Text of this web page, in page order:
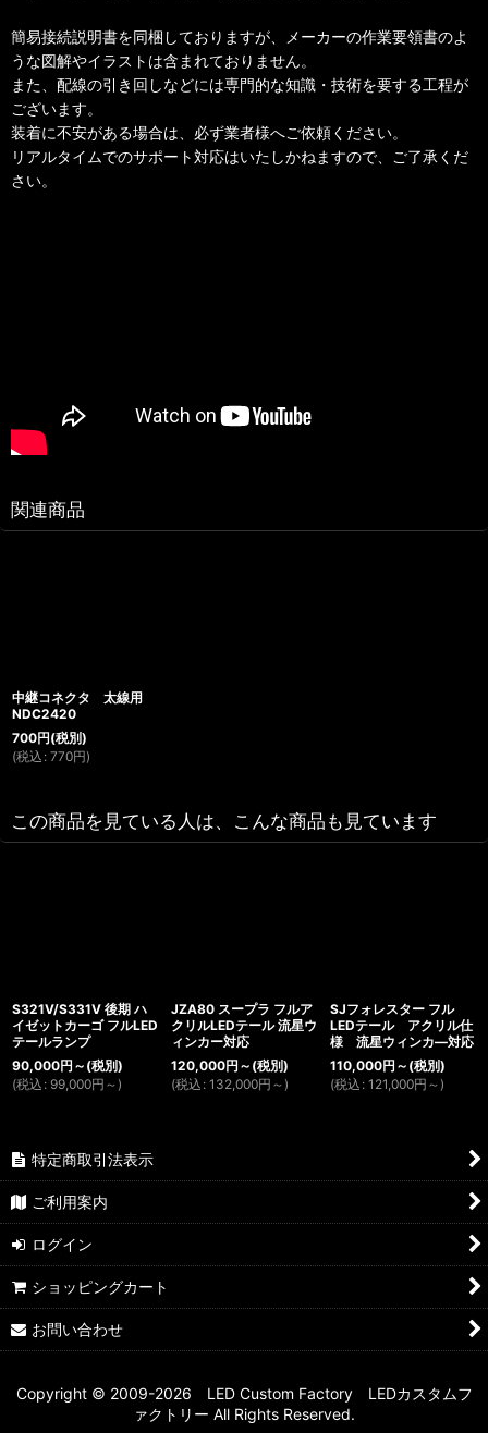
簡易接続説明書を同梱しておりますが、メーカーの作業要領書のよ
うな図解やイラストは含まれておりません。
また、配線の引き回しなどには専門的な知識・技術を要する工程が
ございます。
装着に不安がある場合は、必ず業者様へご依頼ください。
リアルタイムでのサポート対応はいたしかねますので、ご了承くだ
さい。
関連商品
中継コネクタ 太線用
NDC2420
700円(税別)
(税込 : 770円)
この商品を見ている人は、こんな商品も見ています
S321V/S331V 後期 ハ
イゼットカーゴ フルLED
テールランプ
90,000円 ～ (税別)
(税込 : 99,000円 ～)
JZA80 スープラ フルア
クリルLEDテール 流星ウ
ィンカー対応
120,000円 ～ (税別)
(税込 : 132,000円 ～)
SJフォレスター フル
LEDテール アクリル仕
様 流星ウィンカ―対応
110,000円 ～ (税別)
(税込 : 121,000円 ～)
特定商取引法表示
ご利用案内
ログイン
ショッピングカート
お問い合わせ
Copyright © 2009-2026 LED Custom Factory LEDカスタムフ
ァクトリー All Rights Reserved.